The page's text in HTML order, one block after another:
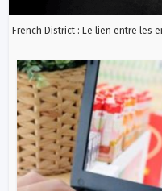
French District : Le lien entre les